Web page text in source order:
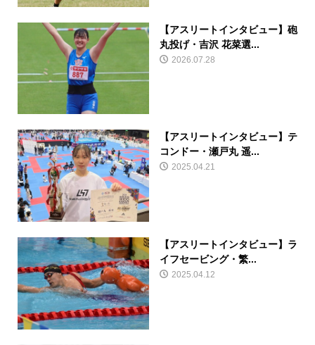
【アスリートインタビュー】砲
丸投げ・吉沢 花菜選...
2026.07.28
【アスリートインタビュー】テ
コンドー・瀬戸丸 遥...
2025.04.21
【アスリートインタビュー】ラ
イフセービング・繁...
2025.04.12